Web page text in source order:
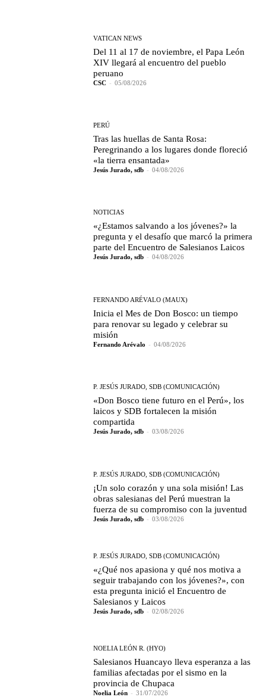
VATICAN NEWS
Del 11 al 17 de noviembre, el Papa León
XIV llegará al encuentro del pueblo
peruano
CSC - 05/08/2026
PERÚ
Tras las huellas de Santa Rosa:
Peregrinando a los lugares donde floreció
«la tierra ensantada»
Jesús Jurado, sdb - 04/08/2026
NOTICIAS
«¿Estamos salvando a los jóvenes?» la
pregunta y el desafío que marcó la primera
parte del Encuentro de Salesianos Laicos
Jesús Jurado, sdb - 04/08/2026
FERNANDO ARÉVALO (MAUX)
Inicia el Mes de Don Bosco: un tiempo
para renovar su legado y celebrar su
misión
Fernando Arévalo - 04/08/2026
P. JESÚS JURADO, SDB (COMUNICACIÓN)
«Don Bosco tiene futuro en el Perú», los
laicos y SDB fortalecen la misión
compartida
Jesús Jurado, sdb - 03/08/2026
P. JESÚS JURADO, SDB (COMUNICACIÓN)
¡Un solo corazón y una sola misión! Las
obras salesianas del Perú muestran la
fuerza de su compromiso con la juventud
Jesús Jurado, sdb - 03/08/2026
P. JESÚS JURADO, SDB (COMUNICACIÓN)
«¿Qué nos apasiona y qué nos motiva a
seguir trabajando con los jóvenes?», con
esta pregunta inició el Encuentro de
Salesianos y Laicos
Jesús Jurado, sdb - 02/08/2026
NOELIA LEÓN R. (HYO)
Salesianos Huancayo lleva esperanza a las
familias afectadas por el sismo en la
provincia de Chupaca
Noelia León - 31/07/2026